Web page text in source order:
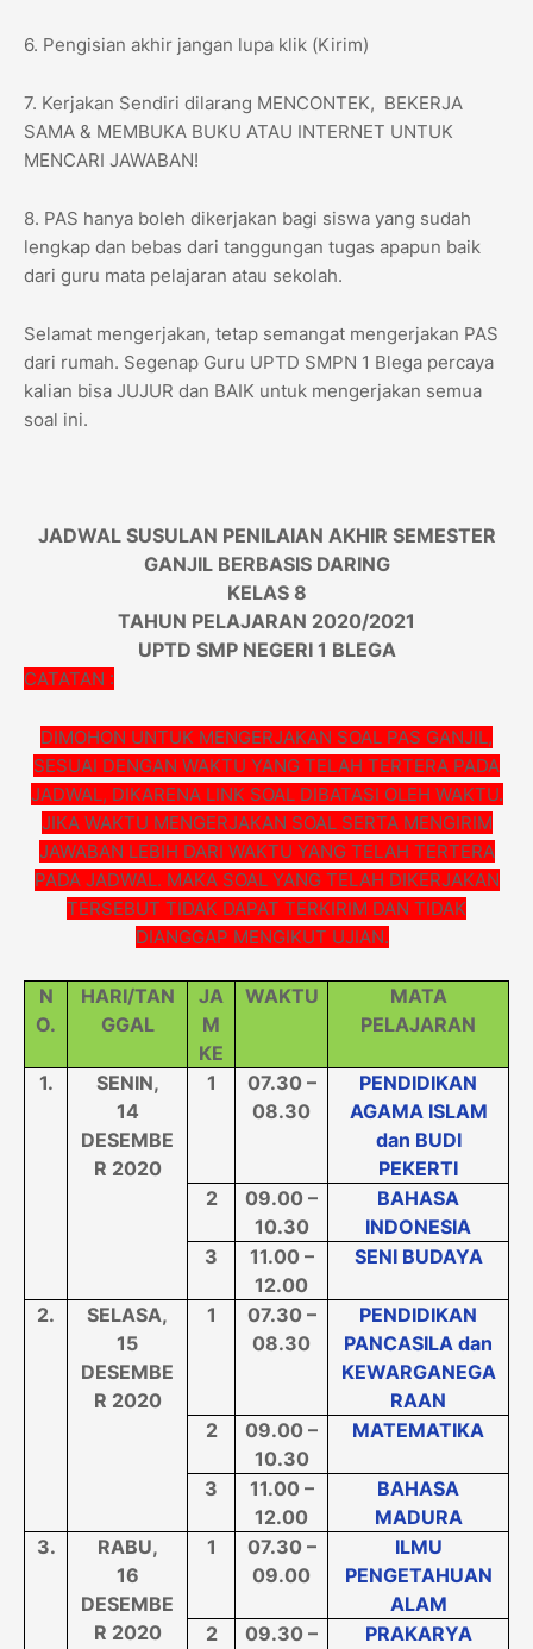
6. Pengisian akhir jangan lupa klik (Kirim)
7. Kerjakan Sendiri dilarang MENCONTEK, BEKERJA
SAMA & MEMBUKA BUKU ATAU INTERNET UNTUK
MENCARI JAWABAN!
8. PAS hanya boleh dikerjakan bagi siswa yang sudah
lengkap dan bebas dari tanggungan tugas apapun baik
dari guru mata pelajaran atau sekolah.
Selamat mengerjakan, tetap semangat mengerjakan PAS
dari rumah. Segenap Guru UPTD SMPN 1 Blega percaya
kalian bisa JUJUR dan BAIK untuk mengerjakan semua
soal ini.
JADWAL SUSULAN PENILAIAN AKHIR SEMESTER
GANJIL BERBASIS DARING
KELAS 8
TAHUN PELAJARAN 2020/2021
UPTD SMP NEGERI 1 BLEGA
CATATAN :
DIMOHON UNTUK MENGERJAKAN SOAL PAS GANJIL,
SESUAI DENGAN WAKTU YANG TELAH TERTERA PADA
JADWAL, DIKARENA LINK SOAL DIBATASI OLEH WAKTU.
JIKA WAKTU MENGERJAKAN SOAL SERTA MENGIRIM
JAWABAN LEBIH DARI WAKTU YANG TELAH TERTERA
PADA JADWAL. MAKA SOAL YANG TELAH DIKERJAKAN
TERSEBUT TIDAK DAPAT TERKIRIM DAN TIDAK
DIANGGAP MENGIKUT UJIAN.
N
O.
HARI/TAN
GGAL
JA
M
KE
WAKTU
MATA
PELAJARAN
1. SENIN,
14
DESEMBE
R 2020
1
07.30 –
08.30
PENDIDIKAN
AGAMA ISLAM
dan BUDI
PEKERTI
2
09.00 –
10.30
BAHASA
INDONESIA
3
11.00 –
12.00
SENI BUDAYA
2. SELASA,
15
DESEMBE
R 2020
1
07.30 –
08.30
PENDIDIKAN
PANCASILA dan
KEWARGANEGA
RAAN
2
09.00 –
10.30
MATEMATIKA
3
11.00 –
12.00
BAHASA
MADURA
3.
RABU,
16
DESEMBE
R 2020
1
07.30 –
09.00
ILMU
PENGETAHUAN
ALAM
2
09.30 –
PRAKARYA